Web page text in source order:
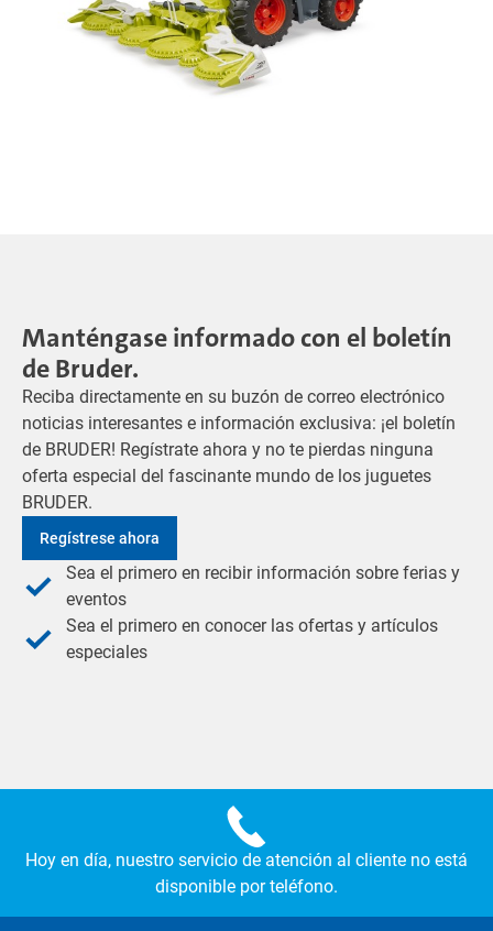
Manténgase informado con el boletín
de Bruder.
Reciba directamente en su buzón de correo electrónico
noticias interesantes e información exclusiva: ¡el boletín
de BRUDER! Regístrate ahora y no te pierdas ninguna
oferta especial del fascinante mundo de los juguetes
BRUDER.
Regístrese ahora
Sea el primero en recibir información sobre ferias y
eventos
Sea el primero en conocer las ofertas y artículos
especiales
Hoy en día, nuestro servicio de atención al cliente no está
disponible por teléfono.